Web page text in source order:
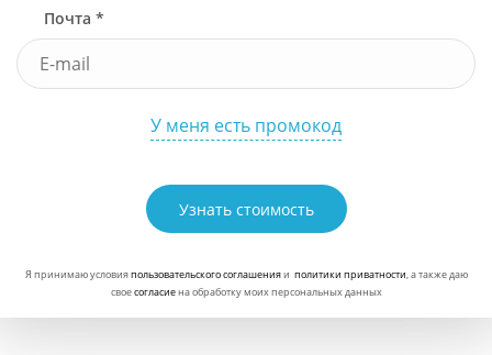
Почта *
У меня есть промокод
Узнать стоимость
Я принимаю условияпользовательского соглашенияи политики приватности, а также даю
своесогласиена обработку моих персональных данных